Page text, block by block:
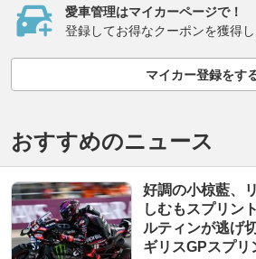
愛車管理はマイカーページで！
登録してお得なクーポンを獲得し
マイカー登録をす
おすすめのニュース
好調の小椋藍、
しむもスプリン
ルティンが逃げ
ギリスGPスプリ